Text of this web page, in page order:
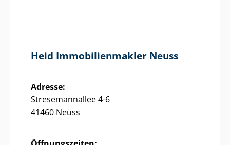
Heid Im­mo­bi­li­en­mak­ler Neuss
Adresse:
Stresemannallee 4-6
41460 Neuss